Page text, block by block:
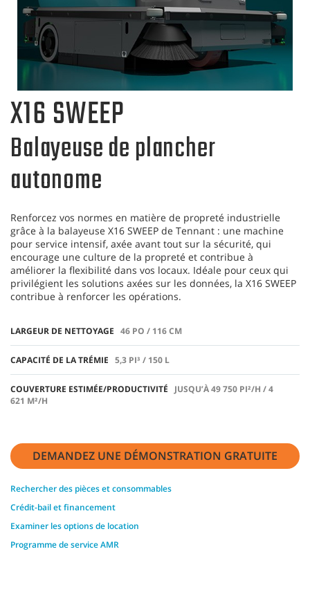
X16 SWEEP
Balayeuse de plancher
autonome
Renforcez vos normes en matière de propreté industrielle
grâce à la balayeuse X16 SWEEP de Tennant : une machine
pour service intensif, axée avant tout sur la sécurité, qui
encourage une culture de la propreté et contribue à
améliorer la flexibilité dans vos locaux. Idéale pour ceux qui
privilégient les solutions axées sur les données, la X16 SWEEP
contribue à renforcer les opérations.
LARGEUR DE NETTOYAGE 46 PO / 116 CM
CAPACITÉ DE LA TRÉMIE 5,3 PI³ / 150 L
COUVERTURE ESTIMÉE/PRODUCTIVITÉ
JUSQU’À 49 750 PI²/H / 4
621 M²/H
DEMANDEZ UNE DÉMONSTRATION GRATUITE
Rechercher des pièces et consommables
Crédit-bail et financement
Examiner les options de location
Programme de service AMR